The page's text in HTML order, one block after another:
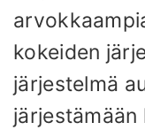
kokeiden
järjestelmä
järjestämään